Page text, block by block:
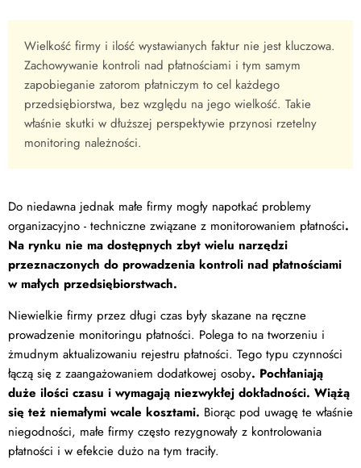
Wielkość firmy i ilość wystawianych faktur nie jest kluczowa.
Zachowywanie kontroli nad płatnościami i tym samym
zapobieganie zatorom płatniczym to cel każdego
przedsiębiorstwa, bez względu na jego wielkość. Takie
właśnie skutki w dłuższej perspektywie przynosi rzetelny
monitoring należności.
Do niedawna jednak małe firmy mogły napotkać problemy
organizacyjno - techniczne związane z monitorowaniem płatności.
Na rynku nie ma dostępnych zbyt wielu narzędzi
przeznaczonych do prowadzenia kontroli nad płatnościami
w małych przedsiębiorstwach.
Niewielkie firmy przez długi czas były skazane na ręczne
prowadzenie monitoringu płatności. Polega to na tworzeniu i
żmudnym aktualizowaniu rejestru płatności. Tego typu czynności
łączą się z zaangażowaniem dodatkowej osoby. Pochłaniają
duże ilości czasu i wymagają niezwykłej dokładności. Wiążą
się też niemałymi wcale kosztami. Biorąc pod uwagę te właśnie
niegodności, małe firmy często rezygnowały z kontrolowania
płatności i w efekcie dużo na tym traciły.